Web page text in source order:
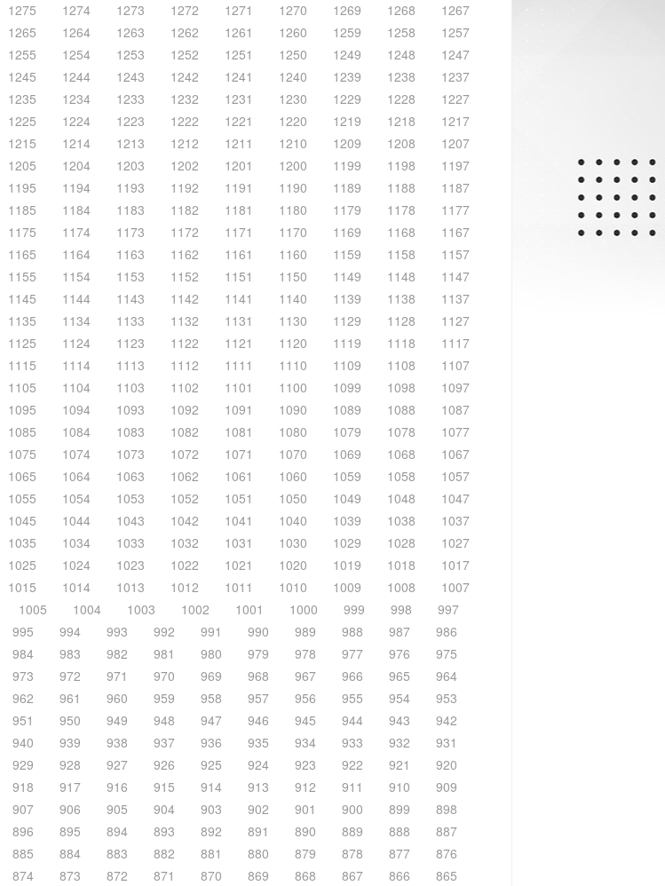
1275 1274 1273 1272 1271 1270 1269 1268
1267
1265 1264 1263 1262 1261 1260 1259 1258
1257
1255 1254 1253 1252 1251 1250 1249 1248
1247
1245 1244 1243 1242 1241 1240 1239 1238
1237
1235 1234 1233 1232 1231 1230 1229 1228
1227
1225 1224 1223 1222 1221 1220 1219 1218
1217
1215 1214 1213 1212 1211 1210 1209 1208
1207
1205 1204 1203 1202 1201 1200 1199 1198
1197
1195 1194 1193 1192 1191 1190 1189 1188
1187
1185 1184 1183 1182 1181 1180 1179 1178
1177
1175 1174 1173 1172 1171 1170 1169 1168
1167
1165 1164 1163 1162 1161 1160 1159 1158
1157
1155 1154 1153 1152 1151 1150 1149 1148
1147
1145 1144 1143 1142 1141 1140 1139 1138
1137
1135 1134 1133 1132 1131 1130 1129 1128
1127
1125 1124 1123 1122 1121 1120 1119 1118
1117
1115 1114 1113 1112 1111 1110 1109 1108
1107
1105 1104 1103 1102 1101 1100 1099 1098
1097
1095 1094 1093 1092 1091 1090 1089 1088
1087
1085 1084 1083 1082 1081 1080 1079 1078
1077
1075 1074 1073 1072 1071 1070 1069 1068
1067
1065 1064 1063 1062 1061 1060 1059 1058
1057
1055 1054 1053 1052 1051 1050 1049 1048
1047
1045 1044 1043 1042 1041 1040 1039 1038
1037
1035 1034 1033 1032 1031 1030 1029 1028
1027
1025 1024 1023 1022 1021 1020 1019 1018
1017
1015 1014 1013 1012 1011 1010 1009 1008
1007
1005 1004 1003 1002 1001 1000 999 998
997
995 994 993 992 991 990 989 988 987
986
984 983 982 981 980 979 978 977 976
975
973 972 971 970 969 968 967 966 965
964
962 961 960 959 958 957 956 955 954
953
951 950 949 948 947 946 945 944 943
942
940 939 938 937 936 935 934 933 932
931
929 928 927 926 925 924 923 922 921
920
918 917 916 915 914 913 912 911 910
909
907 906 905 904 903 902 901 900 899
898
896 895 894 893 892 891 890 889 888
887
885 884 883 882 881 880 879 878 877
876
874 873 872 871 870 869 868 867 866
865